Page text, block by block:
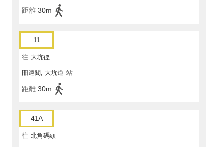
距離 30m
11
往 大坑徑
昍逵閣, 大坑道 站
距離 30m
41A
往 北角碼頭